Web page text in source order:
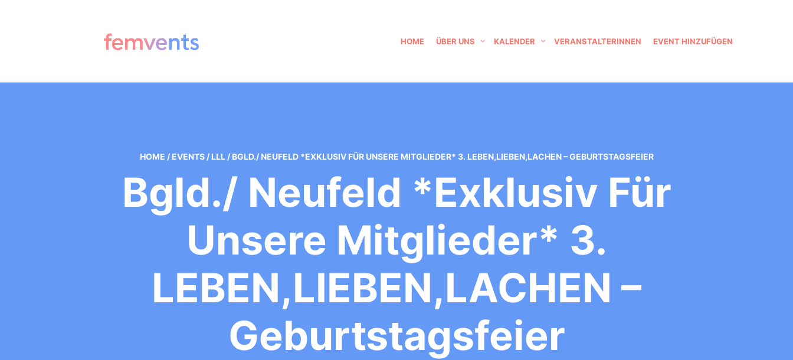
HOME ÜBER UNS KALENDER VERANSTALTERINNEN EVENT HINZUFÜGEN
HOME / EVENTS / LLL / BGLD./ NEUFELD *EXKLUSIV FÜR UNSERE MITGLIEDER* 3. LEBEN,LIEBEN,LACHEN – GEBURTSTAGSFEIER
Bgld./ Neufeld *exklusiv Für
Unsere Mitglieder* 3.
LEBEN,LIEBEN,LACHEN –
Geburtstagsfeier